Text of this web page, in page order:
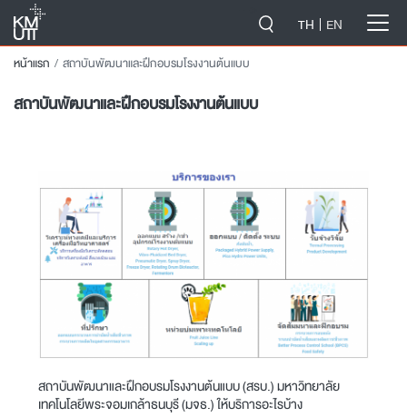
TH EN
หน้าแรก สถาบันพัฒนาและฝึกอบรมโรงงานต้นแบบ
สถาบันพัฒนาและฝึกอบรมโรงงานต้นแบบ
สถาบันพัฒนาและฝึกอบรมโรงงานต้นแบบ (สรบ.) มหาวิทยาลัย
เทคโนโลยีพระจอมเกล้าธนบุรี (มจธ.) ให้บริการอะไรบ้าง